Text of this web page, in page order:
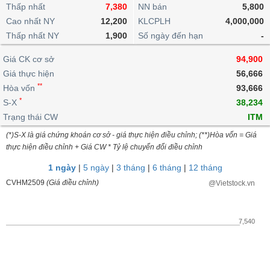
lỗ
dịch
nội
Niên
giám
Tài
liệu
cổ
Định
giá
ngoài
doanh
Top
cổ
phiếu
ngành
dịch
Chứng
quyền
quan
Thống
giao
dịch
Thống
giao
dịch
Tin
tức
Phân
tích
kỹ
thuật
trực
tuyến
Bộ
lọc
cổ
So
Vĩ
mô
lai
Chứng
quyền
Trái
phiếu
IR
Awards
tạo
Dịch
vụ
Thấp nhất
7,380
Cao nhất NY
12,200
Thấp nhất NY
1,900
NN bán
5,800
KLCPLH
4,000,000
Số ngày đến hạn
-
Giá CK cơ sở
94,900
Giá thực hiện
56,666
Hòa vốn **
93,666
S-X *
38,234
Trạng thái CW
ITM
(*)S-X là giá chứng khoán cơ sở - giá thực hiện điều chỉnh; (**)Hòa vốn = Giá
thực hiện điều chỉnh + Giá CW * Tỷ lệ chuyển đổi điều chỉnh
1 ngày| 5 ngày| 3 tháng | 6 tháng | 12 tháng
CVHM2509 (Giá điều chỉnh) @Vietstock.vn
7,540
BẤT
ĐỘNG
SẢN
TÀI
CHÍNH
HÀNG